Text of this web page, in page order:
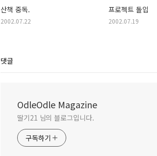
산책 중독.
2002.07.22
프로젝트 돌입
2002.07.19
댓글
OdleOdle Magazine
딸기21 님의 블로그입니다.
구독하기